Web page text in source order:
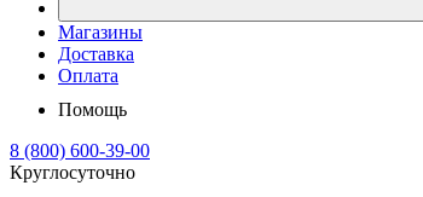
Магазины
Доставка
Оплата
Помощь
8 (800) 600-39-00
Круглосуточно